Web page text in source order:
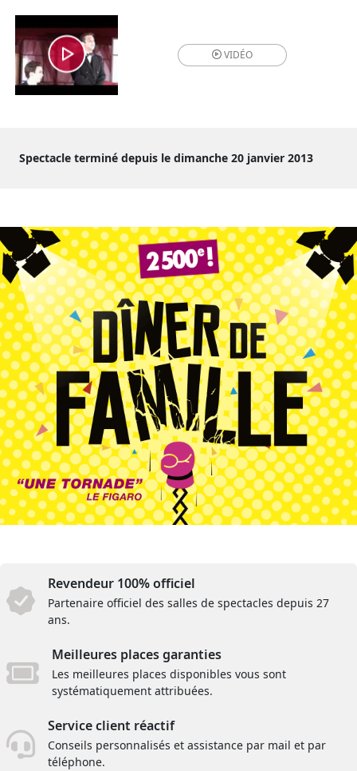
VIDÉO
Spectacle terminé depuis le dimanche 20 janvier 2013
Revendeur 100% officiel
Partenaire officiel des salles de spectacles depuis 27
ans.
Meilleures places garanties
Les meilleures places disponibles vous sont
systématiquement attribuées.
Service client réactif
Conseils personnalisés et assistance par mail et par
téléphone.